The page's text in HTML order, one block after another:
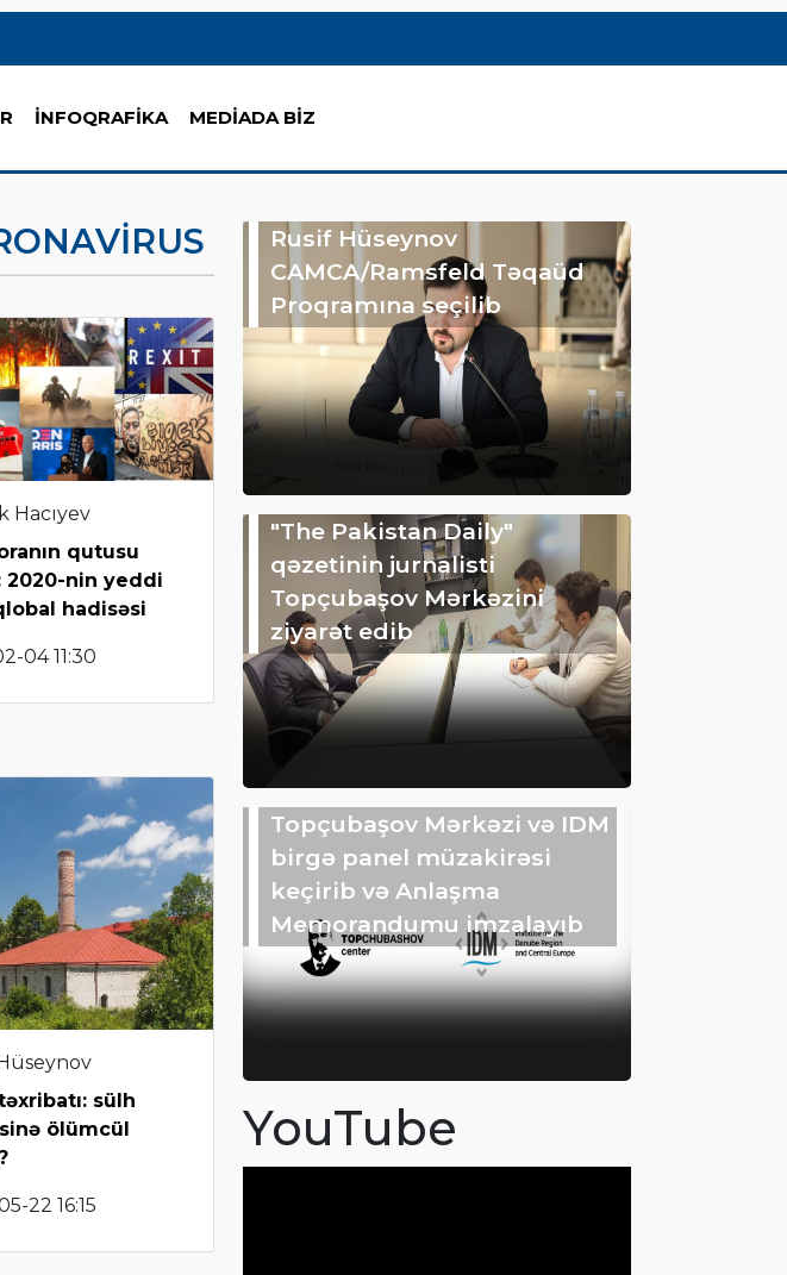
İNFOQRAFİKA MEDİADA BİZ
Hacıyev
qutusu
2020-nin yeddi
hadisəsi
04 11:30
sülh
ölümcül
22 16:15
Rusif Hüseynov
CAMCA/Ramsfeld Təqaüd
Proqramına seçilib
"The Pakistan Daily"
qəzetinin jurnalisti
Topçubaşov Mərkəzini
ziyarət edib
Topçubaşov Mərkəzi və IDM
birgə panel müzakirəsi
keçirib və Anlaşma
Memorandumu imzalayıb
YouTube